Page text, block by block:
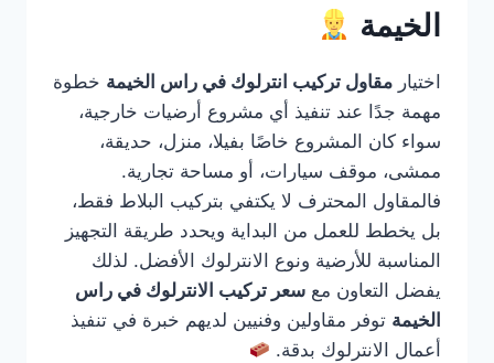
الخيمة
اختيار مقاول تركيب انترلوك في راس الخيمة خطوة
مهمة جدًا عند تنفيذ أي مشروع أرضيات خارجية،
سواء كان المشروع خاصًا بفيلا، منزل، حديقة،
ممشى، موقف سيارات، أو مساحة تجارية.
فالمقاول المحترف لا يكتفي بتركيب البلاط فقط،
بل يخطط للعمل من البداية ويحدد طريقة التجهيز
المناسبة للأرضية ونوع الانترلوك الأفضل. لذلك
يفضل التعاون مع سعر تركيب الانترلوك في راس
الخيمة توفر مقاولين وفنيين لديهم خبرة في تنفيذ
أعمال الانترلوك بدقة.